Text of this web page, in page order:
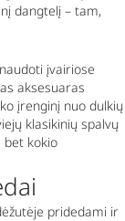
dangtelį – tam,
įvairiose
aksesuaras
įrenginį nuo dulkių
klasikinių spalvų
bet kokio
pridedami ir